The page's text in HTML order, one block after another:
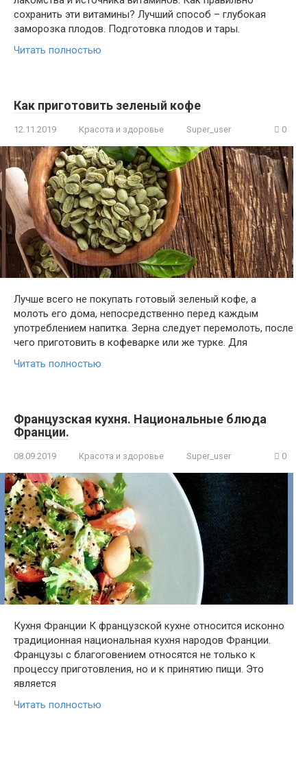
сохранить эти витамины? Лучший способ – глубокая
заморозка плодов. Подготовка плодов и тары.
Читать полностью
Как приготовить зеленый кофе
12.11.2019 Красота и здоровье Super_user 0
Лучше всего не покупать готовый зеленый кофе, а
молоть его дома, непосредственно перед каждым
употреблением напитка. Зерна следует перемолоть, после
чего приготовить в кофеварке или же турке. Для
Читать полностью
Французская кухня. Национальные блюда
Франции.
08.09.2019 Красота и здоровье Super_user 0
Кухня Франции К французской кухне относится исконно
традиционная национальная кухня народов Франции.
Французы с благоговением относятся не только к
процессу приготовления, но и к принятию пищи. Это
является
Читать полностью